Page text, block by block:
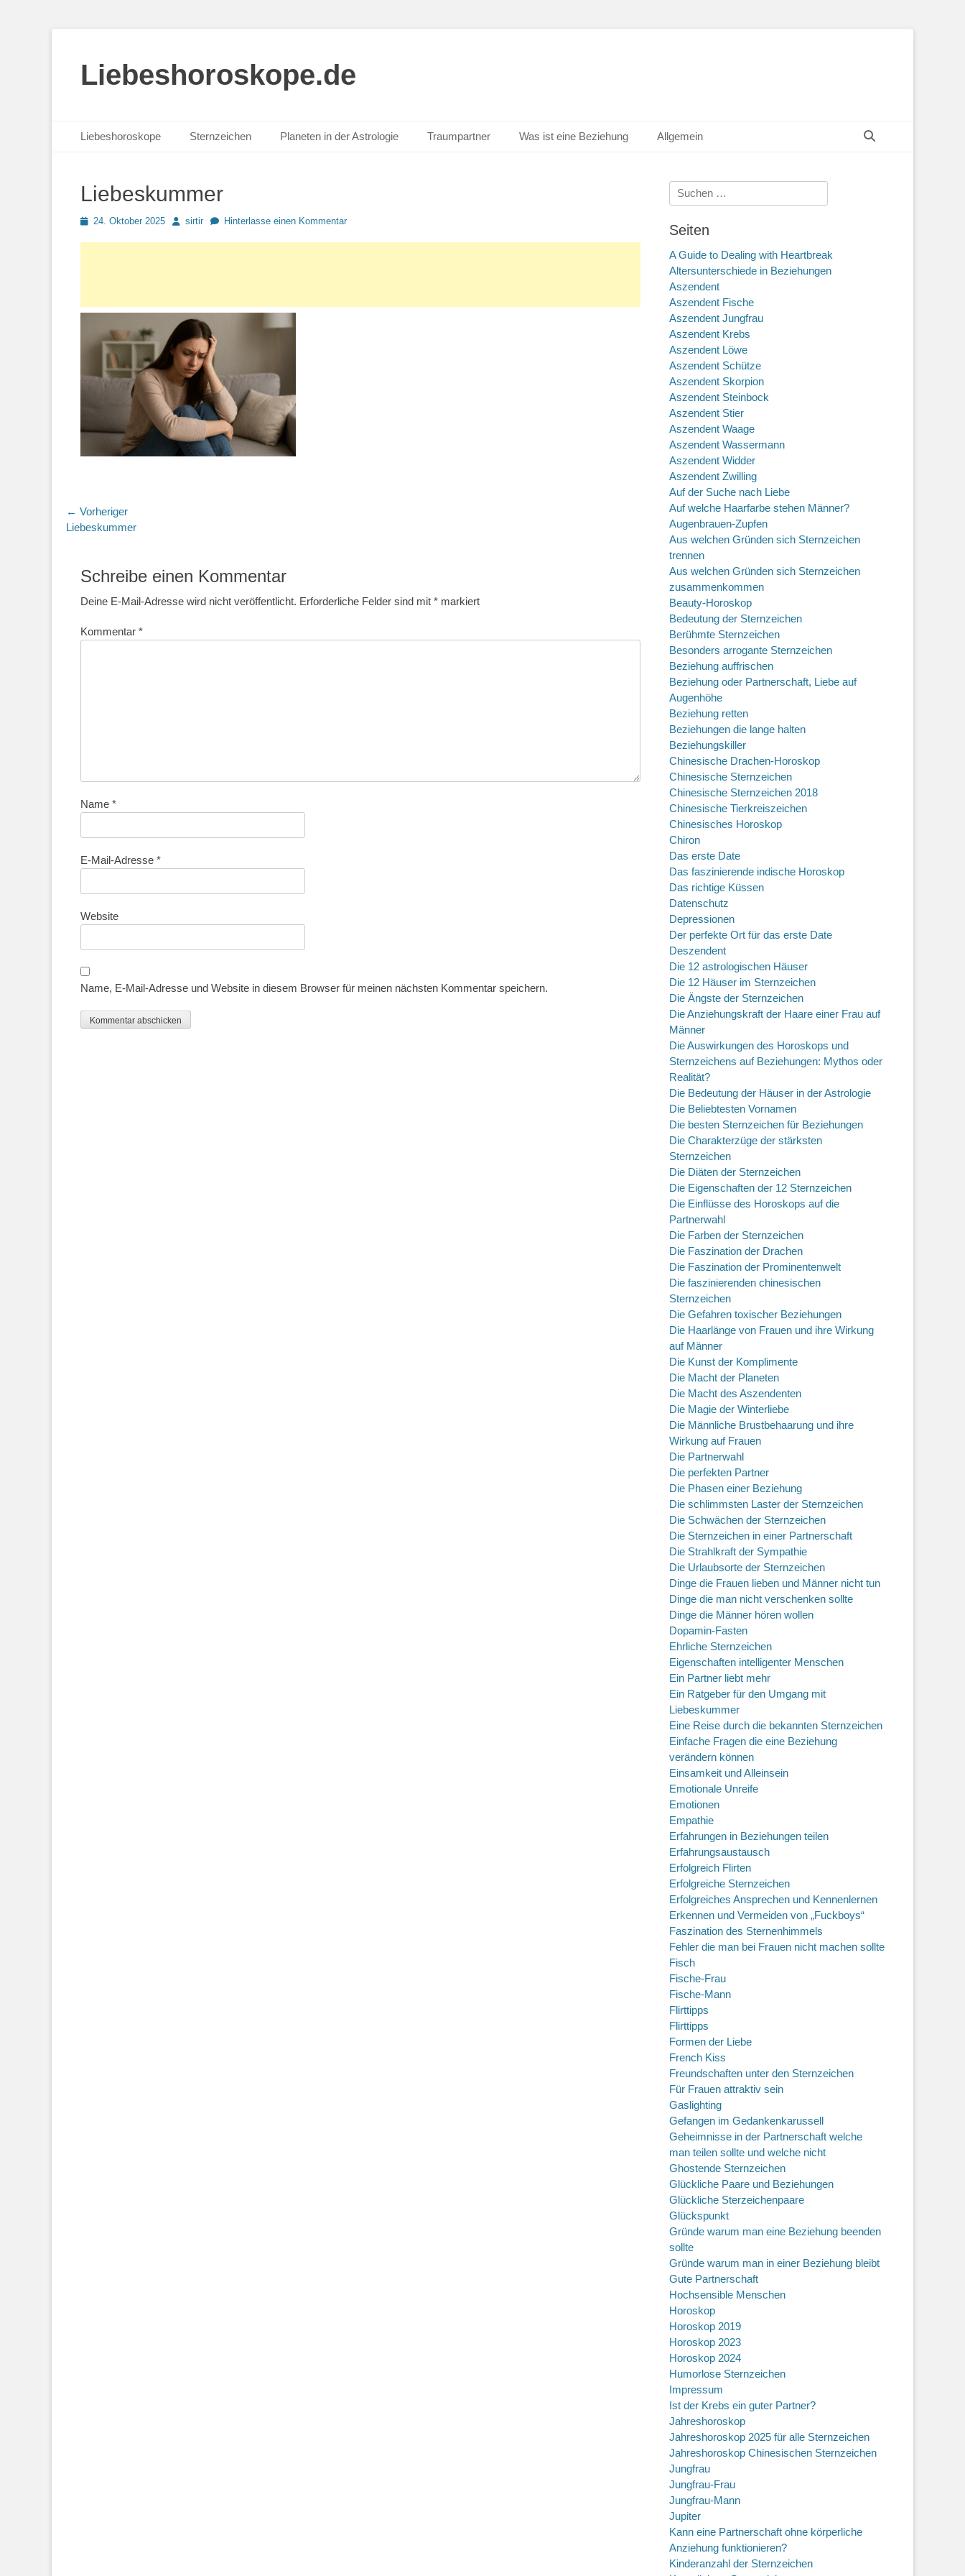
Liebeshoroskope.de
Primäres Menü
Inhalt
Liebeshoroskope Sternzeichen Planeten in der Astrologie Traumpartner Was ist eine Beziehung Allgemein
Liebeskummer
Posted24. Oktober 2025 Autorsirtir Hinterlasse einen Kommentar
Beitragsnavigation
← Vorheriger
Vorheriger
Liebeskummer
Schreibe einen Kommentar
Deine E-Mail-Adresse wird nicht veröffentlicht. Erforderliche Felder sind mit * markiert
Kommentar *
Name *
E-Mail-Adresse *
Website
Name, E-Mail-Adresse und Website in diesem Browser für meinen nächsten Kommentar speichern.
Suche
nach:
Seiten
A Guide to Dealing with Heartbreak
Altersunterschiede in Beziehungen
Aszendent
Aszendent Fische
Aszendent Jungfrau
Aszendent Krebs
Aszendent Löwe
Aszendent Schütze
Aszendent Skorpion
Aszendent Steinbock
Aszendent Stier
Aszendent Waage
Aszendent Wassermann
Aszendent Widder
Aszendent Zwilling
Auf der Suche nach Liebe
Auf welche Haarfarbe stehen Männer?
Augenbrauen-Zupfen
Aus welchen Gründen sich Sternzeichen
trennen
Aus welchen Gründen sich Sternzeichen
zusammenkommen
Beauty-Horoskop
Bedeutung der Sternzeichen
Berühmte Sternzeichen
Besonders arrogante Sternzeichen
Beziehung auffrischen
Beziehung oder Partnerschaft, Liebe auf
Augenhöhe
Beziehung retten
Beziehungen die lange halten
Beziehungskiller
Chinesische Drachen-Horoskop
Chinesische Sternzeichen
Chinesische Sternzeichen 2018
Chinesische Tierkreiszeichen
Chinesisches Horoskop
Chiron
Das erste Date
Das faszinierende indische Horoskop
Das richtige Küssen
Datenschutz
Depressionen
Der perfekte Ort für das erste Date
Deszendent
Die 12 astrologischen Häuser
Die 12 Häuser im Sternzeichen
Die Ängste der Sternzeichen
Die Anziehungskraft der Haare einer Frau auf
Männer
Die Auswirkungen des Horoskops und
Sternzeichens auf Beziehungen: Mythos oder
Realität?
Die Bedeutung der Häuser in der Astrologie
Die Beliebtesten Vornamen
Die besten Sternzeichen für Beziehungen
Die Charakterzüge der stärksten
Sternzeichen
Die Diäten der Sternzeichen
Die Eigenschaften der 12 Sternzeichen
Die Einflüsse des Horoskops auf die
Partnerwahl
Die Farben der Sternzeichen
Die Faszination der Drachen
Die Faszination der Prominentenwelt
Die faszinierenden chinesischen
Sternzeichen
Die Gefahren toxischer Beziehungen
Die Haarlänge von Frauen und ihre Wirkung
auf Männer
Die Kunst der Komplimente
Die Macht der Planeten
Die Macht des Aszendenten
Die Magie der Winterliebe
Die Männliche Brustbehaarung und ihre
Wirkung auf Frauen
Die Partnerwahl
Die perfekten Partner
Die Phasen einer Beziehung
Die schlimmsten Laster der Sternzeichen
Die Schwächen der Sternzeichen
Die Sternzeichen in einer Partnerschaft
Die Strahlkraft der Sympathie
Die Urlaubsorte der Sternzeichen
Dinge die Frauen lieben und Männer nicht tun
Dinge die man nicht verschenken sollte
Dinge die Männer hören wollen
Dopamin-Fasten
Ehrliche Sternzeichen
Eigenschaften intelligenter Menschen
Ein Partner liebt mehr
Ein Ratgeber für den Umgang mit
Liebeskummer
Eine Reise durch die bekannten Sternzeichen
Einfache Fragen die eine Beziehung
verändern können
Einsamkeit und Alleinsein
Emotionale Unreife
Emotionen
Empathie
Erfahrungen in Beziehungen teilen
Erfahrungsaustausch
Erfolgreich Flirten
Erfolgreiche Sternzeichen
Erfolgreiches Ansprechen und Kennenlernen
Erkennen und Vermeiden von „Fuckboys“
Faszination des Sternenhimmels
Fehler die man bei Frauen nicht machen sollte
Fisch
Fische-Frau
Fische-Mann
Flirttipps
Flirttipps
Formen der Liebe
French Kiss
Freundschaften unter den Sternzeichen
Für Frauen attraktiv sein
Gaslighting
Gefangen im Gedankenkarussell
Geheimnisse in der Partnerschaft welche
man teilen sollte und welche nicht
Ghostende Sternzeichen
Glückliche Paare und Beziehungen
Glückliche Sterzeichenpaare
Glückspunkt
Gründe warum man eine Beziehung beenden
sollte
Gründe warum man in einer Beziehung bleibt
Gute Partnerschaft
Hochsensible Menschen
Horoskop
Horoskop 2019
Horoskop 2023
Horoskop 2024
Humorlose Sternzeichen
Impressum
Ist der Krebs ein guter Partner?
Jahreshoroskop
Jahreshoroskop 2025 für alle Sternzeichen
Jahreshoroskop Chinesischen Sternzeichen
Jungfrau
Jungfrau-Frau
Jungfrau-Mann
Jupiter
Kann eine Partnerschaft ohne körperliche
Anziehung funktionieren?
Kinderanzahl der Sternzeichen